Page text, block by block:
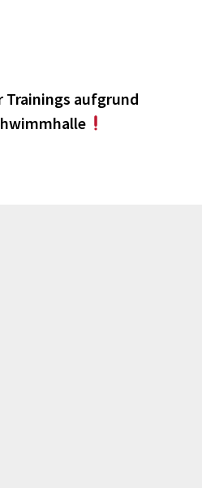
Trainings aufgrund